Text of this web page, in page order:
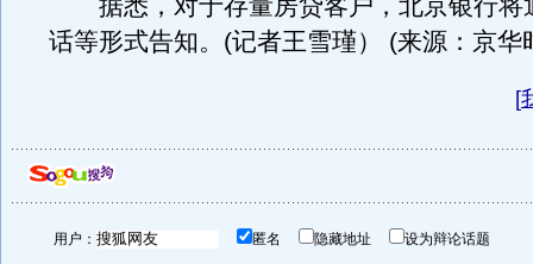
据悉，对于存量房贷客户，北京银行将
话等形式告知。(记者王雪瑾） (来源：京华
[
用户： 匿名 隐藏地址 设为辩论话题